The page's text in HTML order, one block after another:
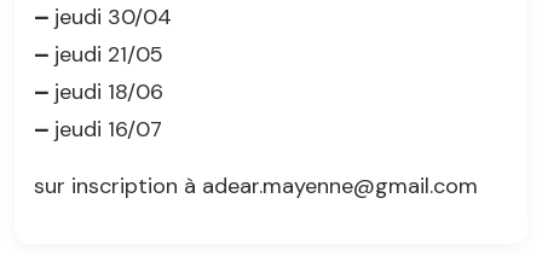
– jeudi 30/04
– jeudi 21/05
– jeudi 18/06
– jeudi 16/07
sur inscription à adear.mayenne@gmail.com